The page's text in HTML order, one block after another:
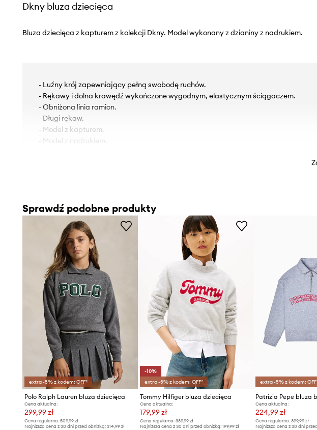
Dkny bluza dziecięca
Bluza dziecięca z kapturem z kolekcji Dkny. Model wykonany z dzianiny z nadrukiem.
- Luźny krój zapewniający pełną swobodę ruchów.
- Rękawy i dolna krawędź wykończone wygodnym, elastycznym ściągaczem.
- Obniżona linia ramion.
- Długi rękaw.
- Model z kapturem.
- Model z nadrukiem.
Sprawdź podobne produkty
extra -5% z kodem: OFF*
Polo Ralph Lauren bluza dziecięca
Cena aktualna:
299,99 zł
Cena regularna: 509,99 zł
Najniższa cena z 30 dni przed obniżką: 314,99 zł
-10%
extra -5% z kodem: OFF*
Tommy Hilfiger bluza dziecięca
Cena aktualna:
179,99 zł
Cena regularna:389,99 zł
Najniższa cena z 30 dni przed obniżką:199,99 zł
extra -5% z kodem:
Cena aktualna:
224,99 zł
Cena regularna: 399,99 zł
Najniższa cena z 30 dni